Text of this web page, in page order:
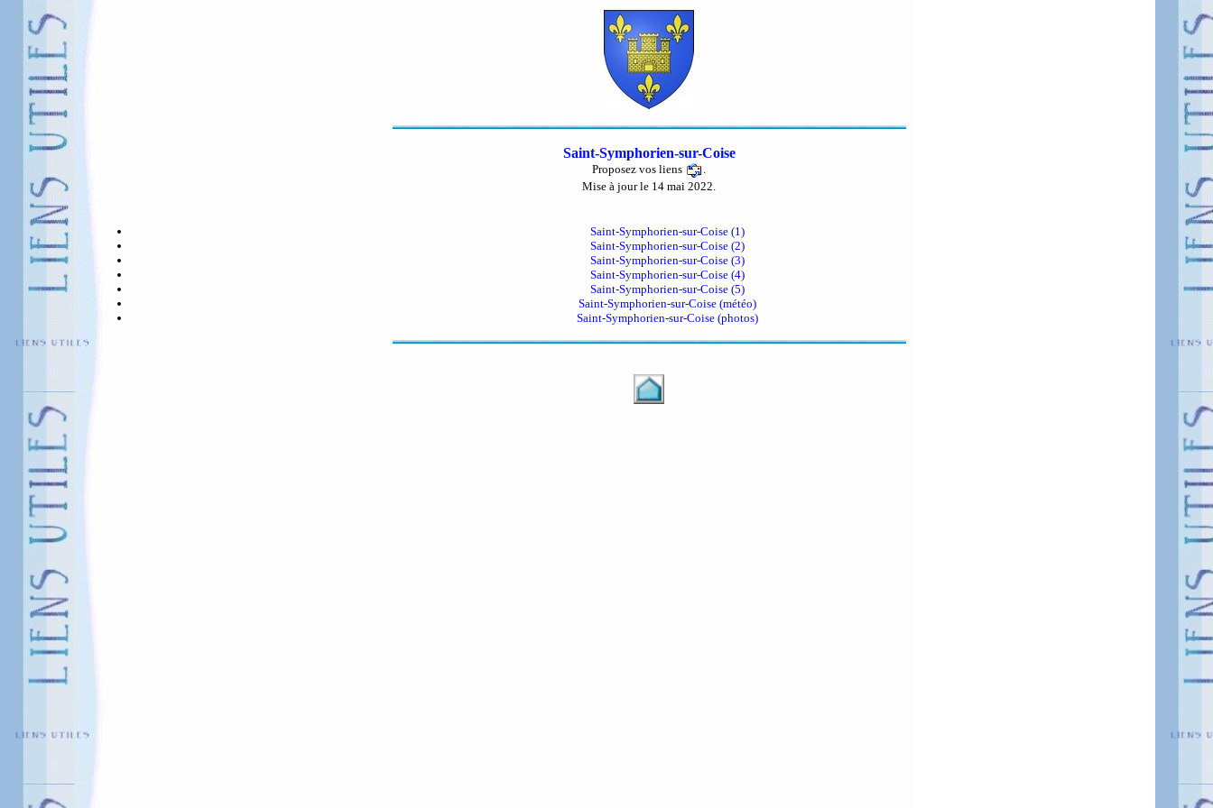
Saint-Symphorien-sur-Coise
Proposez vos liens
Mise à jour le 14 mai 2022.
Saint-Symphorien-sur-Coise (1)
Saint-Symphorien-sur-Coise (2)
Saint-Symphorien-sur-Coise (3)
Saint-Symphorien-sur-Coise (4)
Saint-Symphorien-sur-Coise (5)
Saint-Symphorien-sur-Coise (météo)
Saint-Symphorien-sur-Coise (photos)